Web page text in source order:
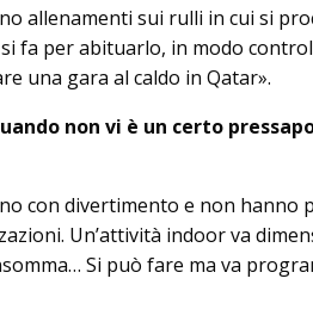
allenamenti sui rulli in cui si
fa per abituarlo, in modo
una gara al caldo in Qatar».
non vi è un certo
con divertimento e non hanno
Un’attività indoor va
Si può fare ma va